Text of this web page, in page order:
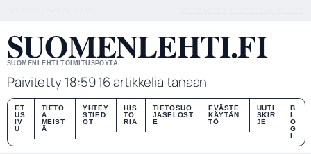
SUOMENLEHTI.FI
SUOMENLEHTI TOIMITUSPOYTA
Paivitetty 18:5916 artikkelia tanaan
ET
US
IV
U
TIETO
A
MEIST
Ä
YHTEY
STIED
OT
HIS
TO
RIA
TIETOSUO
JASELOST
E
EVÄSTE
KÄYTÄN
TÖ
UUTI
SKIR
JE
B
L
O
G
I